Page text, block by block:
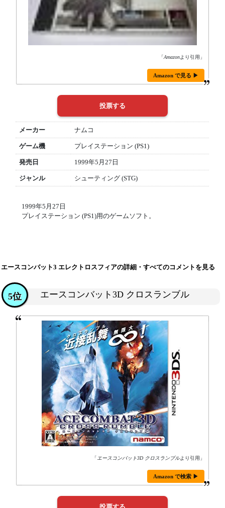
「Amazonより引用」
Amazon で見る ▶
メーカー ナムコ
ゲーム機 プレイステーション (PS1)
発売日 1999年5月27日
ジャンル シューティング (STG)
1999年5月27日
プレイステーション (PS1)用のゲームソフト。
エースコンバット3 エレクトロスフィアの詳細・すべてのコメントを見る
エースコンバット3D クロスランブル
5位
「 エースコンバット3D クロスランブルより引用」
Amazon で検索 ▶